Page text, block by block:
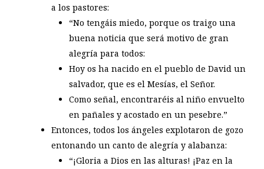
a los pastores:
“No tengáis miedo, porque os traigo una
buena noticia que será motivo de gran
alegría para todos:
Hoy os ha nacido en el pueblo de David un
salvador, que es el Mesías, el Señor.
Como señal, encontraréis al niño envuelto
en pañales y acostado en un pesebre.”
Entonces, todos los ángeles explotaron de gozo
entonando un canto de alegría y alabanza:
“¡Gloria a Dios en las alturas! ¡Paz en la